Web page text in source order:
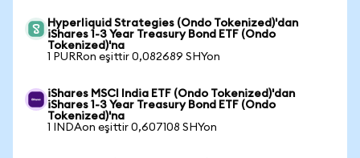
Hyperliquid Strategies (Ondo Tokenized)'dan
iShares 1-3 Year Treasury Bond ETF (Ondo
Tokenized)'na
1 PURRon eşittir 0,082689 SHYon
iShares MSCI India ETF (Ondo Tokenized)'dan
iShares 1-3 Year Treasury Bond ETF (Ondo
Tokenized)'na
1 INDAon eşittir 0,607108 SHYon